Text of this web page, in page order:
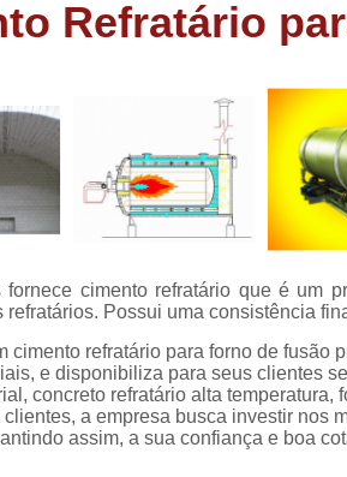
aluminio
Fornos de
alumínio
Fornos de
fusão
Fornos de
fusão
industrial
elétricos
Fornos
industriais
Fornos para
alumínio
Refratário
fornece cimento refratário que é um
refratários. Possui uma consistência
cimento refratário para forno de
e disponibiliza para seus clientes
concreto refratário alta
a empresa busca investir nos
assim, a sua confiança e boa